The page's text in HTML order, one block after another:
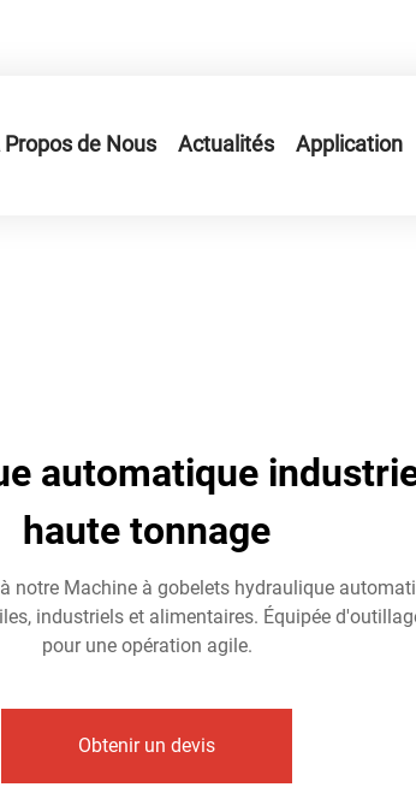
Propos de Nous Actualités Application
automatique
haute tonnage
Machine à gobelets hydraulique
industriels et alimentaires. Équipée
pour une opération agile.
Obtenir un devis